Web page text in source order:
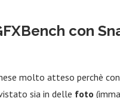
con
molto atteso perchè
sia in delle foto